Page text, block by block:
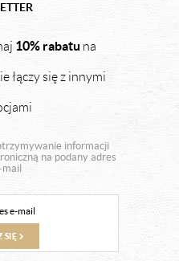
10% rabatu na
łączy się z innymi
informacji
na podany adres
mail
SIĘ